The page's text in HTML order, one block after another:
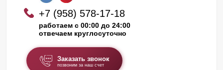
+7 (958) 578-17-18
работаем с 00:00 до 24:00
отвечаем круглосуточно
Заказать звонок
позвоним за наш счет